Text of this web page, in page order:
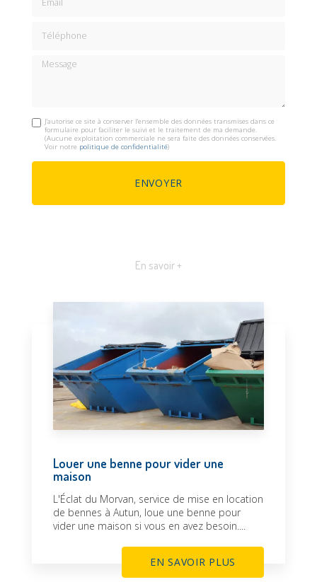
Message
J'autorise ce site à conserver l'ensemble des données transmises dans ce
formulaire pour faciliter le suivi et le traitement de ma demande.
(Aucune exploitation commerciale ne sera faite des données conservées.
Voir notre politique de confidentialité)
En savoir +
Louer une benne pour vider une
maison
L'Éclat du Morvan, service de mise en location
de bennes à Autun, loue une benne pour
vider une maison si vous en avez besoin....
EN SAVOIR PLUS